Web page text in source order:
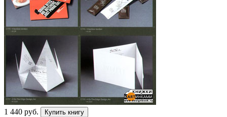
1 440 pуб. Купить книгу